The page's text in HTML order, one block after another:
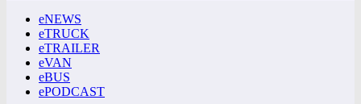
eNEWS
eTRUCK
eTRAILER
eVAN
eBUS
ePODCAST